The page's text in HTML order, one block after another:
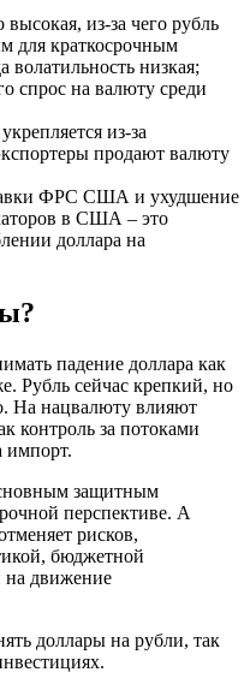
из-за чего рубль
для краткосрочным
волатильность низкая;
спрос на валюту среди
из-за
продают валюту
ФРС США и ухудшение
в США – это
доллара на
падение доллара как
Рубль сейчас крепкий, но
На нацвалюту влияют
контроль за потоками
импорт.
защитным
перспективе. А
рисков,
бюджетной
на движение
доллары на рубли, так